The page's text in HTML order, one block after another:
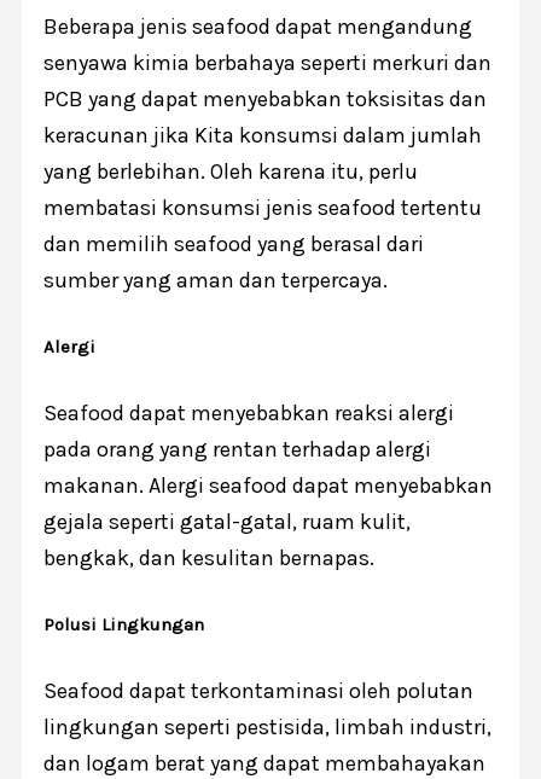
Beberapa jenis seafood dapat mengandung
senyawa kimia berbahaya seperti merkuri dan
PCB yang dapat menyebabkan toksisitas dan
keracunan jika Kita konsumsi dalam jumlah
yang berlebihan. Oleh karena itu, perlu
membatasi konsumsi jenis seafood tertentu
dan memilih seafood yang berasal dari
sumber yang aman dan terpercaya.
Alergi
Seafood dapat menyebabkan reaksi alergi
pada orang yang rentan terhadap alergi
makanan. Alergi seafood dapat menyebabkan
gejala seperti gatal-gatal, ruam kulit,
bengkak, dan kesulitan bernapas.
Polusi Lingkungan
Seafood dapat terkontaminasi oleh polutan
lingkungan seperti pestisida, limbah industri,
dan logam berat yang dapat membahayakan